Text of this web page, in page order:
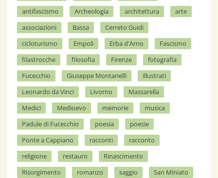
antifascismo
Archeologia architettura
arte
associazioni
Bassa
Cerreto Guidi
cicloturismo
Empoli Erba d'Arno
Fascismo
filastrocche
filosofia Firenze
fotografia
Fucecchio
Giuseppe Montanelli
illustrati
Leonardo da Vinci
Livorno
Massarella
Medici
Medioevo memorie
musica
Padule di Fucecchio
poesia
poesie
Ponte a Cappiano
racconti
racconto
religione
restauro
Rinascimento
Risorgimento
romanzo saggio
San Miniato